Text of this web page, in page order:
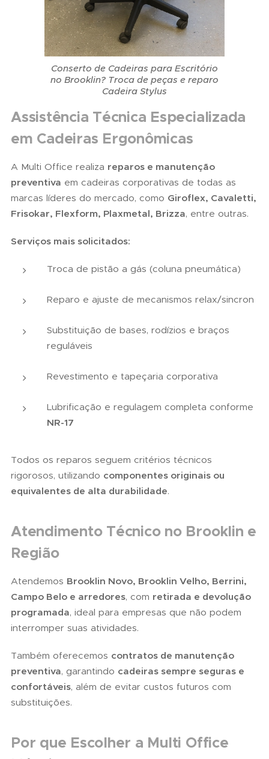
Conserto de Cadeiras para Escritório
no Brooklin? Troca de peças e reparo
Cadeira Stylus
Assistência Técnica Especializada
em Cadeiras Ergonômicas
A Multi Office realiza reparos e manutenção
preventiva em cadeiras corporativas de todas as
marcas líderes do mercado, como Giroflex, Cavaletti,
Frisokar, Flexform, Plaxmetal, Brizza, entre outras.
Serviços mais solicitados:
Troca de pistão a gás (coluna pneumática)
Reparo e ajuste de mecanismos relax/sincron
Substituição de bases, rodízios e braços
reguláveis
Revestimento e tapeçaria corporativa
Lubrificação e regulagem completa conforme
NR-17
Todos os reparos seguem critérios técnicos
rigorosos, utilizando componentes originais ou
equivalentes de alta durabilidade.
Atendimento Técnico no Brooklin e
Região
Atendemos Brooklin Novo, Brooklin Velho, Berrini,
Campo Belo e arredores, com retirada e devolução
programada, ideal para empresas que não podem
interromper suas atividades.
Também oferecemos contratos de manutenção
preventiva, garantindo cadeiras sempre seguras e
confortáveis, além de evitar custos futuros com
substituições.
Por que Escolher a Multi Office